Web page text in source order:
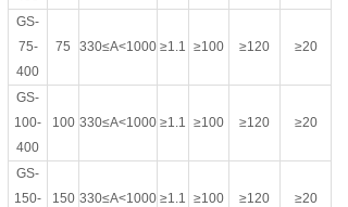
GS-
75-
400
75 330≤A<1000 ≥1.1 ≥100 ≥120 ≥20
GS-
100-
400
100 330≤A<1000 ≥1.1 ≥100 ≥120 ≥20
GS-
150-
150 330≤A<1000 ≥1.1 ≥100 ≥120 ≥20